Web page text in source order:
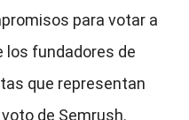
para votar a
los fundadores de
que representan
de Semrush.